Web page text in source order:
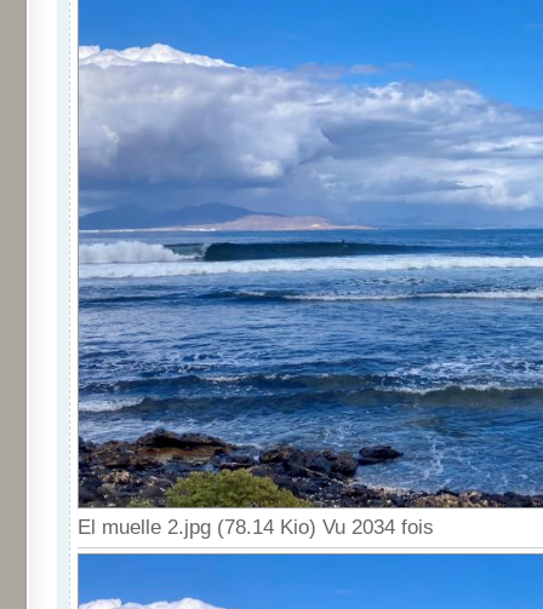
El muelle 2.jpg (78.14 Kio) Vu 2034 fois